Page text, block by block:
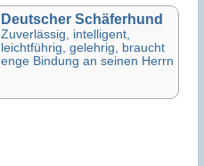
Deutscher Schäferhund
Zuverlässig, intelligent,
leichtführig, gelehrig, braucht
enge Bindung an seinen Herrn